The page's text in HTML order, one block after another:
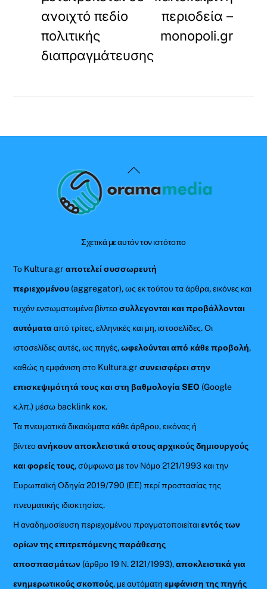
ανοιχτό πεδίο
πολιτικής
διαπραγμάτευσης
περιοδεία –
monopoli.gr
Back
To
Σχετικά με αυτόν τον ιστότοπο
Το Kultura.grαποτελεί συσσωρευτή
περιεχομένου (aggregator), ως εκ τούτου τα άρθρα, εικόνες και
τυχόν ενσωματωμένα βίντεοσυλλεγονται και προβάλλονται
αυτόματααπό τρίτες, ελληνικές και μη, ιστοσελίδες. Οι
ιστοσελίδες αυτές, ως πηγές,ωφελούνται από κάθε προβολή,
καθώς η εμφάνιση στο Kultura.gr συνεισφέρει στην
επισκεψιμότητά τους και στη βαθμολογία SEO (Google
κ.λπ.) μέσω backlink κοκ.
Τα πνευματικά δικαιώματα κάθε άρθρου, εικόνας ή
βίντεοανήκουν αποκλειστικά στους αρχικούς δημιουργούς
και φορείς τους, σύμφωνα με τον Νόμο 2121/1993 και την
Ευρωπαϊκή Οδηγία 2019/790 (ΕΕ) περί προστασίας της
πνευματικής ιδιοκτησίας.
Η αναδημοσίευση περιεχομένου πραγματοποιείταιεντός των
ορίων της επιτρεπόμενης παράθεσης
αποσπασμάτων (άρθρο 19 Ν. 2121/1993),αποκλειστικά για
ενημερωτικούς σκοπούς, με αυτόματηεμφάνιση της πηγής